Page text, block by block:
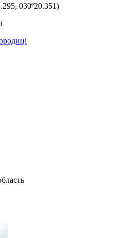
030º20.351)